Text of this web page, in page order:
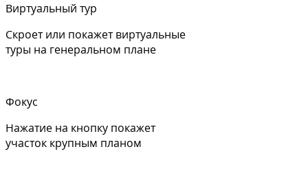
Виртуальный тур
Скроет или покажет виртуальные
туры на генеральном плане
Фокус
Нажатие на кнопку покажет
участок крупным планом